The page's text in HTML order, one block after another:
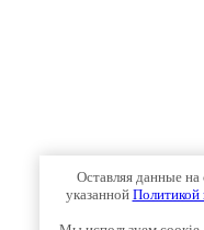
Оставляя данные
указанной Политикой